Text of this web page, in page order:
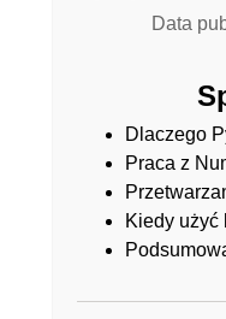
Data
Dlaczego
Praca z
Kiedy użyć